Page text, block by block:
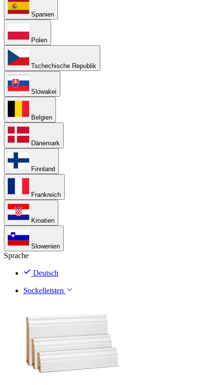
Spanien
Polen
Tschechische Republik
Slowakei
Belgien
Dänemark
Finnland
Frankreich
Kroatien
Slowenien
Sprache
Deutsch
Sockelleisten